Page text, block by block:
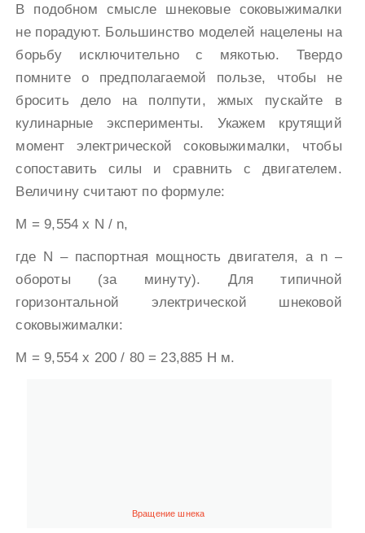
В подобном смысле шнековые соковыжималки
не порадуют. Большинство моделей нацелены на
борьбу исключительно с мякотью. Твердо
помните о предполагаемой пользе, чтобы не
бросить дело на полпути, жмых пускайте в
кулинарные эксперименты. Укажем крутящий
момент электрической соковыжималки, чтобы
сопоставить силы и сравнить с двигателем.
Величину считают по формуле:
М = 9,554 x N / n,
где N – паспортная мощность двигателя, а n –
обороты (за минуту). Для типичной
горизонтальной электрической шнековой
соковыжималки:
М = 9,554 х 200 / 80 = 23,885 Н м.
Вращение шнека